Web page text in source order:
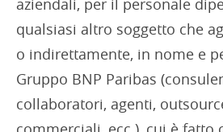
qualsiasi altro soggetto che
o indirettamente, in nome e
Gruppo BNP Paribas
collaboratori, agenti,